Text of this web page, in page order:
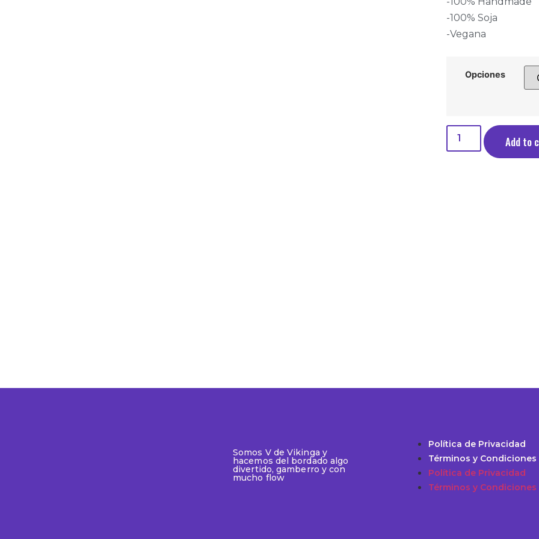
-100% Soja
-Vegana
Opciones
Add to
Somos V de Vikinga y
hacemos del bordado algo
divertido, gamberro​​ y con
mucho​​ flow
Política de Privacidad
Términos y Condiciones
Política de Privacidad
Términos y Condiciones